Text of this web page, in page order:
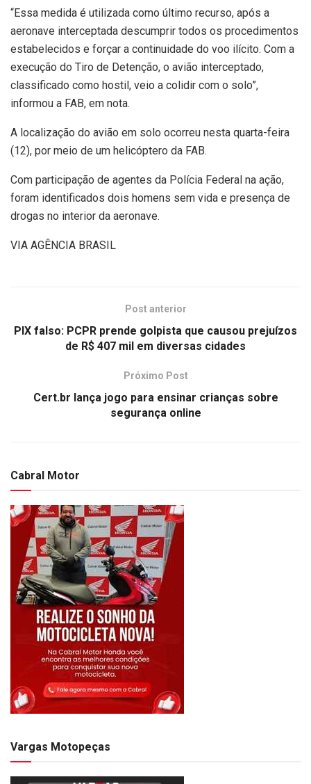
“Essa medida é utilizada como último recurso, após a
aeronave interceptada descumprir todos os procedimentos
estabelecidos e forçar a continuidade do voo ilícito. Com a
execução do Tiro de Detenção, o avião interceptado,
classificado como hostil, veio a colidir com o solo”,
informou a FAB, em nota.
A localização do avião em solo ocorreu nesta quarta-feira
(12), por meio de um helicóptero da FAB.
Com participação de agentes da Polícia Federal na ação,
foram identificados dois homens sem vida e presença de
drogas no interior da aeronave.
VIA AGÊNCIA BRASIL
Post anterior
PIX falso: PCPR prende golpista que causou prejuízos
de R$ 407 mil em diversas cidades
Próximo Post
Cert.br lança jogo para ensinar crianças sobre
segurança online
Cabral Motor
Vargas Motopeças